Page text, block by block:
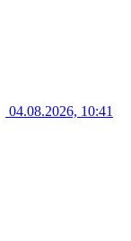
04.08.2026, 10:41